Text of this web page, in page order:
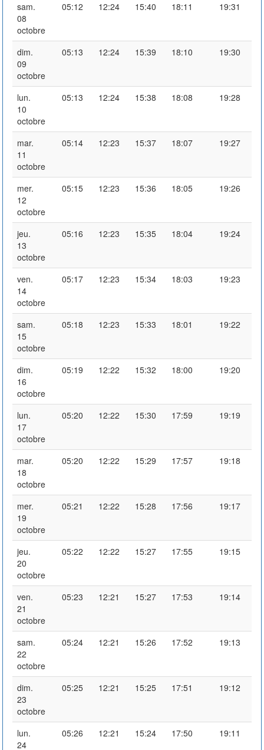
sam.
08
octobre
05:12 12:24 15:40 18:11 19:31
dim.
09
octobre
05:13 12:24 15:39 18:10 19:30
lun.
10
octobre
05:13 12:24 15:38 18:08 19:28
mar.
11
octobre
05:14 12:23 15:37 18:07 19:27
mer.
12
octobre
05:15 12:23 15:36 18:05 19:26
jeu.
13
octobre
05:16 12:23 15:35 18:04 19:24
ven.
14
octobre
05:17 12:23 15:34 18:03 19:23
sam.
15
octobre
05:18 12:23 15:33 18:01 19:22
dim.
16
octobre
05:19 12:22 15:32 18:00 19:20
lun.
17
octobre
05:20 12:22 15:30 17:59 19:19
mar.
18
octobre
05:20 12:22 15:29 17:57 19:18
mer.
19
octobre
05:21 12:22 15:28 17:56 19:17
jeu.
20
octobre
05:22 12:22 15:27 17:55 19:15
ven.
21
octobre
05:23 12:21 15:27 17:53 19:14
sam.
22
octobre
05:24 12:21 15:26 17:52 19:13
dim.
23
octobre
05:25 12:21 15:25 17:51 19:12
lun.
24
05:26 12:21 15:24 17:50 19:11